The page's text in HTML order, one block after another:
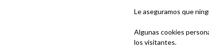
Le aseguramos que
Algunas cookies
los visitantes.